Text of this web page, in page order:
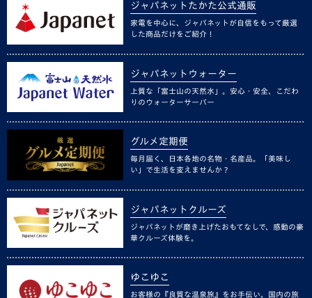
ジャパネットたかた公式通販
家電を中心に、ジャパネットが自信をもって厳選
した商品だけをご紹介！
ジャパネットウォーター
上質な「富士山の天然水」。安心・安全、こだわ
りのウォーターサーバー
グルメ定期便
毎月届く、日本各地の名物・名産品。「美味し
い」で生活を変えませんか？
ジャパネットクルーズ
ジャパネットが磨き上げたおもてなしで、感動の豪
華クルーズ体験を。
ゆこゆこ
お客様の『良質な温泉旅』をお手伝い。国内の旅